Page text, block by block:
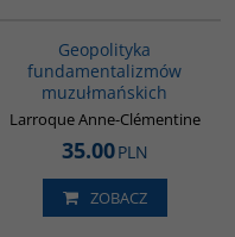
Geopolityka
fundamentalizmów
muzułmańskich
Larroque Anne-Clémentine
35.00PLN
ZOBACZ